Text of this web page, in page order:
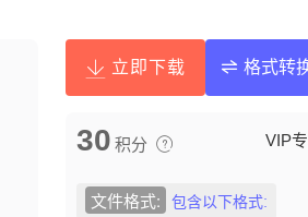
立即下载 格式转
30 积分 VIP
文件格式: 包含以下格式: